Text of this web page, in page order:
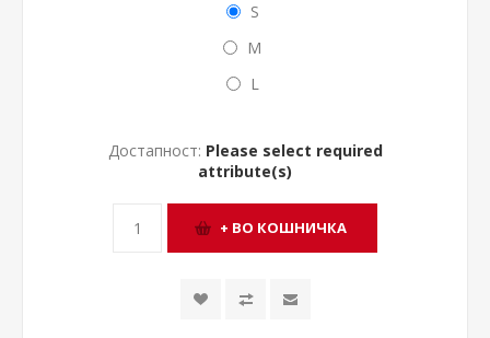
S
M
L
Достапност: Please select required
attribute(s)